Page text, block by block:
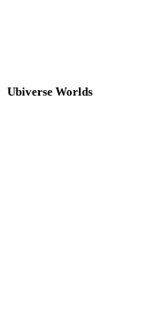
Ubiverse Worlds